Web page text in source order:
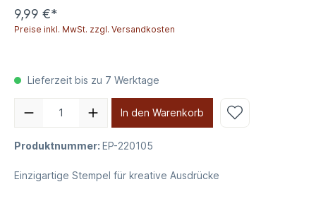
9,99 €*
Preise inkl. MwSt. zzgl. Versandkosten
Lieferzeit bis zu 7 Werktage
In den Warenkorb
Produktnummer: EP-220105
Einzigartige Stempel für kreative Ausdrücke